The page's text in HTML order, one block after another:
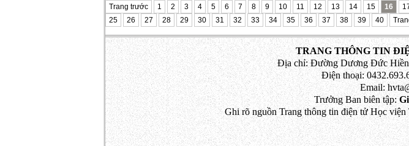
Trang trước 1 2 3 4 5 6 7 8 9 10 11 12 13 14 15 16
25
26 27 28 29 30 31 32 33 34 35 36 37 38 39 40
TRANG THÔNG TIN
Địa chỉ: Đường Dương Đức
Điện thoại:
Email:
Trưởng Ban biên tập:
Ghi rõ nguồn Trang thông tin điện tử Học